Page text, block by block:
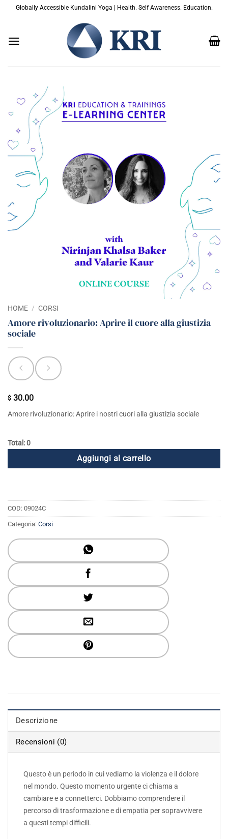
SaltaGlobally Accessible Kundalini Yoga | Health. Self Awareness. Education.
HOME / CORSI
Amore rivoluzionario: Aprire il cuore alla giustizia
sociale
$ 30.00
Amore rivoluzionario: Aprire i nostri cuori alla giustizia sociale
Total: 0
Aggiungi al carrello
COD: 09024C
Categoria: Corsi
Descrizione
Recensioni (0)
Questo è un periodo in cui vediamo la violenza e il dolore
nel mondo. Questo momento urgente ci chiama a
cambiare e a connetterci. Dobbiamo comprendere il
percorso di trasformazione e di empatia per sopravvivere
a questi tempi difficili.